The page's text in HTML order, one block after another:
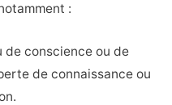
:
de conscience ou de
de connaissance ou